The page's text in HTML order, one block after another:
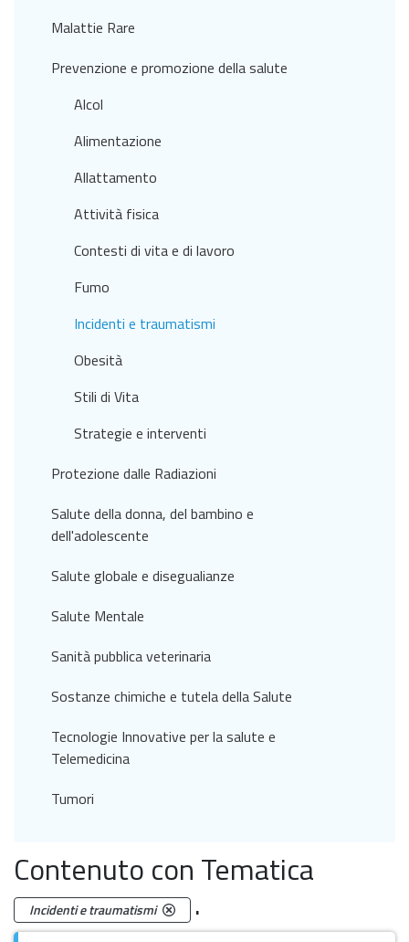
Contenuto con Tematica
Incidenti e traumatismi .
Malattie Rare
Prevenzione e promozione della salute
Alcol
Alimentazione
Allattamento
Attività fisica
Contesti di vita e di lavoro
Fumo
Incidenti e traumatismi
Obesità
Stili di Vita
Strategie e interventi
Protezione dalle Radiazioni
Salute della donna, del bambino e
dell'adolescente
Salute globale e disegualianze
Salute Mentale
Sanità pubblica veterinaria
Sostanze chimiche e tutela della Salute
Tecnologie Innovative per la salute e
Telemedicina
Tumori